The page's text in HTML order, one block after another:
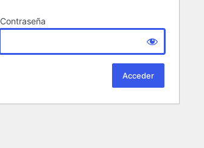
Contraseña